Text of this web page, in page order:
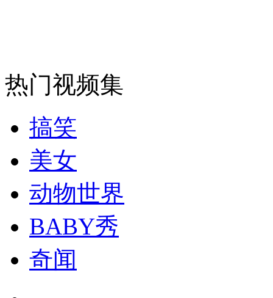
纽约上演“枕头大战”
司机酒驾遇交警 急速倒车逃窜
热门视频集
搞笑
美女
动物世界
BABY秀
奇闻